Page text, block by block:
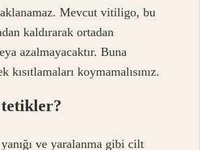
Mevcut vitiligo, bu
kaldırarak ortadan
azalmayacaktır. Buna
kısıtlamaları koymamalısınız.
ve yaralanma gibi cilt